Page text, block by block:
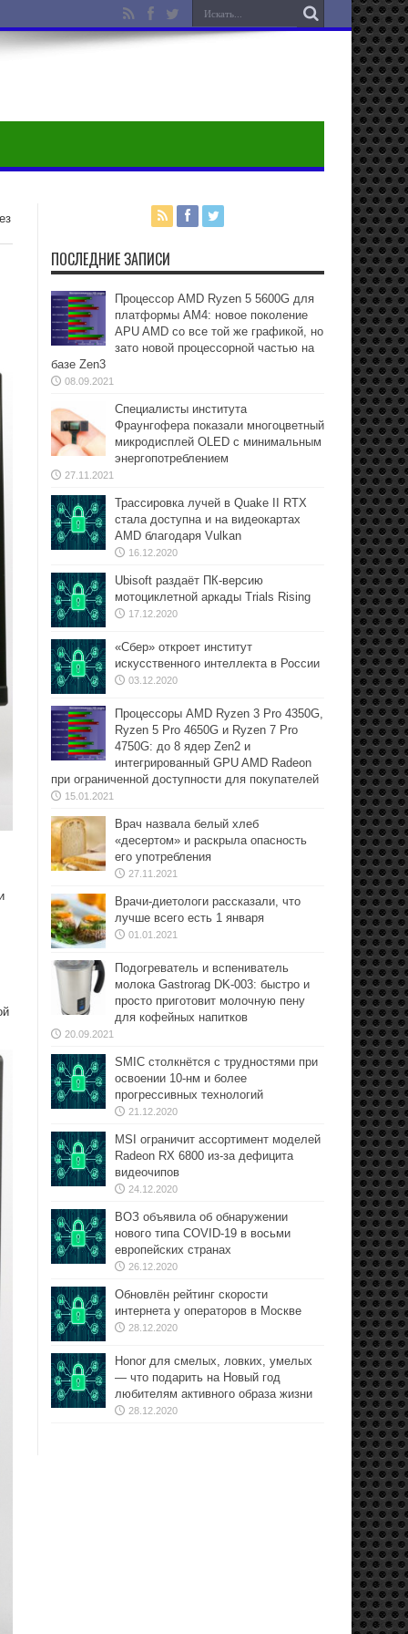
ПОСЛЕДНИЕ ЗАПИСИ
Процессор AMD Ryzen 5 5600G для
платформы АМ4: новое поколение
APU AMD со все той же графикой, но
зато новой процессорной частью на
базе Zen3
08.09.2021
Специалисты института
Фраунгофера показали многоцветный
микродисплей OLED с минимальным
энергопотреблением
27.11.2021
Трассировка лучей в Quake II RTX
стала доступна и на видеокартах
AMD благодаря Vulkan
16.12.2020
Ubisoft раздаёт ПК-версию
мотоциклетной аркады Trials Rising
17.12.2020
«Сбер» откроет институт
искусственного интеллекта в России
03.12.2020
Процессоры AMD Ryzen 3 Pro 4350G,
Ryzen 5 Pro 4650G и Ryzen 7 Pro
4750G: до 8 ядер Zen2 и
интегрированный GPU AMD Radeon
при ограниченной доступности для покупателей
15.01.2021
Врач назвала белый хлеб
«десертом» и раскрыла опасность
его употребления
27.11.2021
Врачи-диетологи рассказали, что
лучше всего есть 1 января
01.01.2021
Подогреватель и вспениватель
молока Gastrorag DK-003: быстро и
просто приготовит молочную пену
для кофейных напитков
20.09.2021
SMIC столкнётся с трудностями при
освоении 10-нм и более
прогрессивных технологий
21.12.2020
MSI ограничит ассортимент моделей
Radeon RX 6800 из-за дефицита
видеочипов
24.12.2020
ВОЗ объявила об обнаружении
нового типа COVID-19 в восьми
европейских странах
26.12.2020
Обновлён рейтинг скорости
интернета у операторов в Москве
28.12.2020
Honor для смелых, ловких, умелых
— что подарить на Новый год
любителям активного образа жизни
28.12.2020